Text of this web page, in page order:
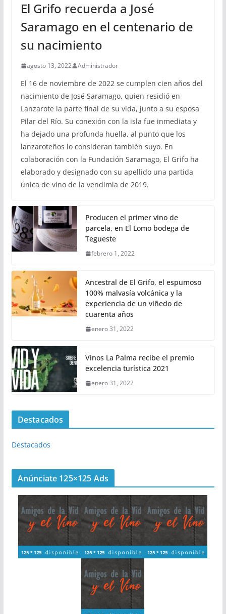
El Grifo recuerda a José
Saramago en el centenario de
su nacimiento
agosto 13, 2022 Administrador
El 16 de noviembre de 2022 se cumplen cien años del
nacimiento de José Saramago, quien residió en
Lanzarote la parte final de su vida, junto a su esposa
Pilar del Río. Su conexión con la isla fue inmediata y
ha dejado una profunda huella, al punto que los
lanzaroteños lo consideran también suyo. En
colaboración con la Fundación Saramago, El Grifo ha
elaborado y designado con su apellido una partida
única de vino de la vendimia de 2019.
Producen el primer vino de
parcela, en El Lomo bodega de
Tegueste
febrero 1, 2022
Ancestral de El Grifo, el espumoso
100% malvasía volcánica y la
experiencia de un viñedo de
cuarenta años
enero 31, 2022
Vinos La Palma recibe el premio
excelencia turística 2021
enero 31, 2022
Destacados
Destacados
Anúnciate 125×125 Ads